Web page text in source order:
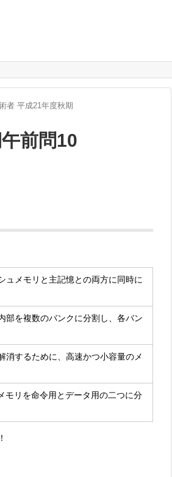
者 平成21年度秋期
前問10
ュメモリと主記憶との両方に同時に
部を複数のバンクに分割し、各バン
消するために、高速かつ小容量のメ
モリを命令用とデータ用の二つに分